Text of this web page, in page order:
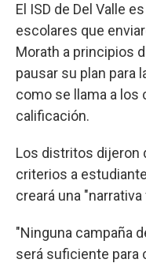
El ISD de Del Valle
escolares que
Morath a principios
pausar su plan para
como se llama a los
calificación.
Los distritos dijeron
criterios a
creará una "narrativa
"Ninguna campaña
será suficiente para